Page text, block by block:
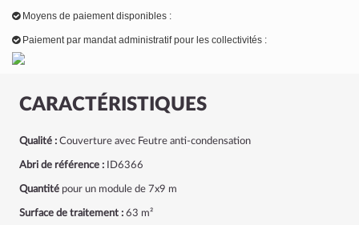
CARACTÉRISTIQUES
Qualité : Couverture avec Feutre anti-condensation
Abri de référence : ID6366
Quantité pour un module de 7x9 m
Surface de traitement : 63 m²
Moyens de paiement disponibles :
Paiement par mandat administratif pour les collectivités :